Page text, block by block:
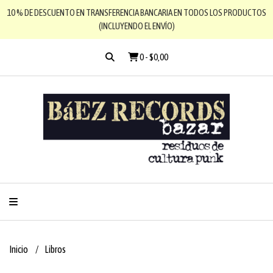
10 % DE DESCUENTO EN TRANSFERENCIA BANCARIA EN TODOS LOS PRODUCTOS
(INCLUYENDO EL ENVÍO)
0 -$0,00
Inicio Libros